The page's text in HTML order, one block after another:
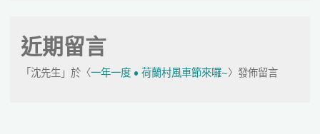
近期留言
「 沈先生 」於〈一年一度 • 荷蘭村風車節來囉~〉發佈留言